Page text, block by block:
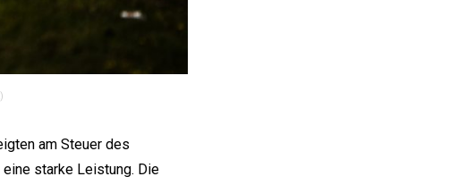
am Steuer des
starke Leistung. Die